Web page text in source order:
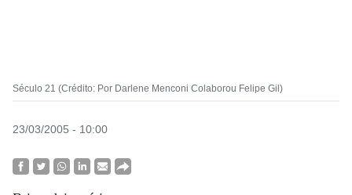
Século 21 (Crédito: Por Darlene Menconi Colaborou Felipe Gil)
23/03/2005 - 10:00